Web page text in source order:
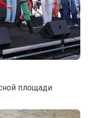
площади